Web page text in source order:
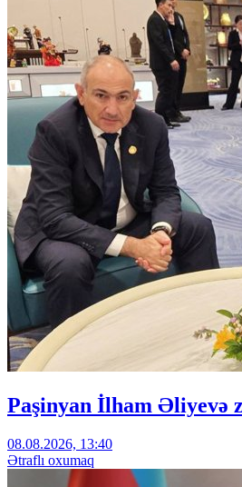
Paşinyan İlham Əliyevə
08.08.2026, 13:40
Ətraflı oxumaq